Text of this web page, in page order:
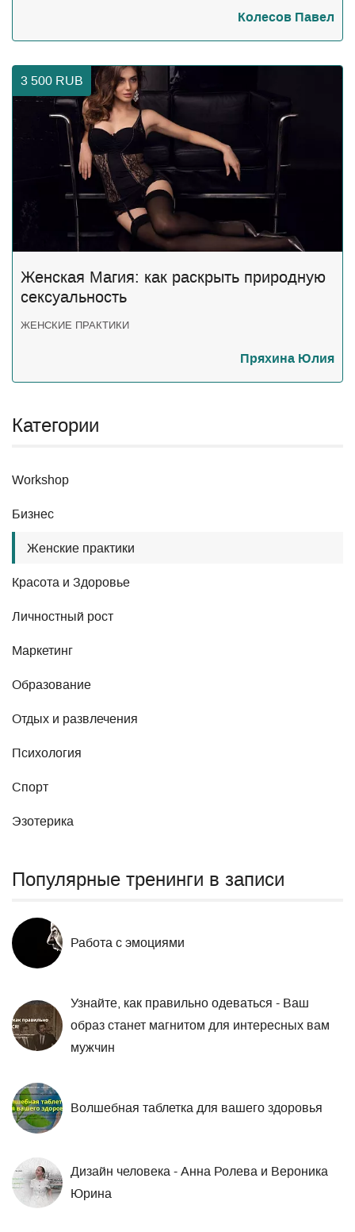
Категории
Workshop
Бизнес
Женские практики
Красота и Здоровье
Личностный рост
Маркетинг
Образование
Отдых и развлечения
Психология
Спорт
Эзотерика
Популярные тренинги в записи
Работа с эмоциями
Узнайте, как правильно одеваться - Ваш
образ станет магнитом для интересных вам
мужчин
Волшебная таблетка для вашего здоровья
Дизайн человека - Анна Ролева и Вероника
Юрина
Колесов Павел
3 500 RUB
Женская Магия: как раскрыть природную
сексуальность
ЖЕНСКИЕ ПРАКТИКИ
Пряхина Юлия